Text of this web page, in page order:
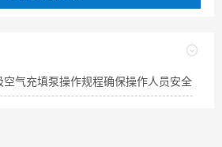
气充填泵操作规程确保操作人员安全